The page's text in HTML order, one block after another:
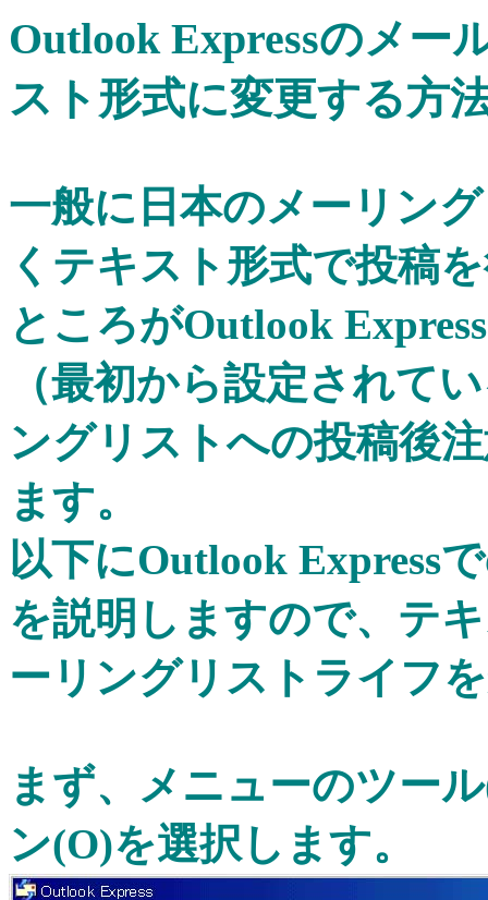
Outlook Expressのメー
スト形式に変更する方
一般に日本のメーリン
くテキスト形式で投稿
ところがOutlook
（最初から設定されて
ングリストへの投稿後
ます。
以下にOutlook Express
を説明しますので、テ
ーリングリストライフ
まず、メニューのツー
ン(O)を選択します。